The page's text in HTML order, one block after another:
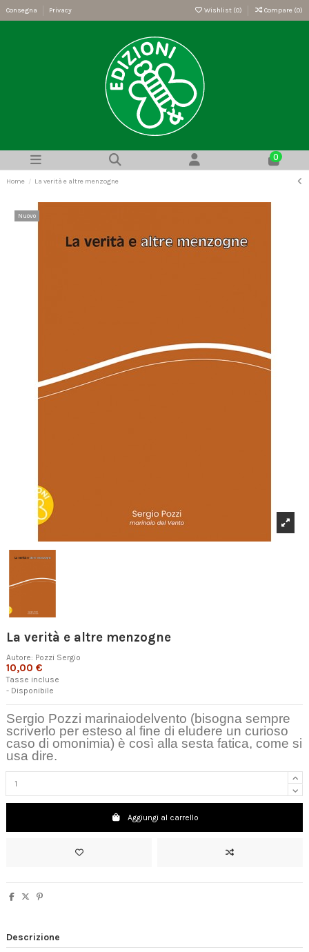
Consegna Privacy Wishlist (0) Compare (0)
0
Home La verità e altre menzogne
Nuovo
La verità e altre menzogne
Autore: Pozzi Sergio
10,00 €
Tasse incluse
- Disponibile
Sergio Pozzi marinaiodelvento (bisogna sempre
scriverlo per esteso al fine di eludere un curioso
caso di omonimia) è così alla sesta fatica, come si
usa dire.
Aggiungi al carrello
Descrizione